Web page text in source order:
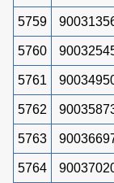
5759
5760
5761
5762
5763
5764